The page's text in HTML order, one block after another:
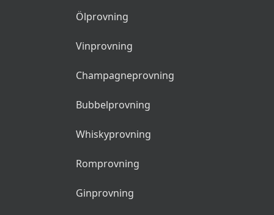
Ölprovning
Vinprovning
Champagneprovning
Bubbelprovning
Whiskyprovning
Romprovning
Ginprovning